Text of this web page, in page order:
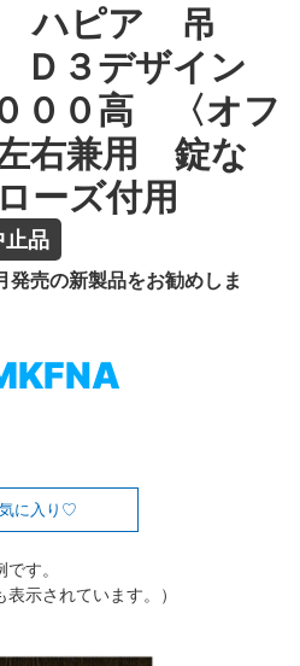
ハピア 吊
３デザイン
００高 〈オフ
右兼用 錠な
ーズ付用
品
売の新製品をお勧めしま
に入り
す。
示されています。）